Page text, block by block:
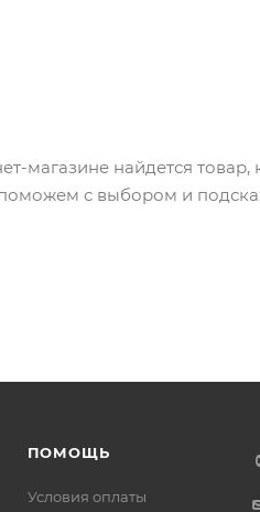
магазине найдется
с выбором и
ПОМОЩЬ
Условия оплаты